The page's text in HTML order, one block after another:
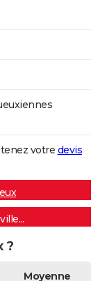
votre devis
?
Moyenne